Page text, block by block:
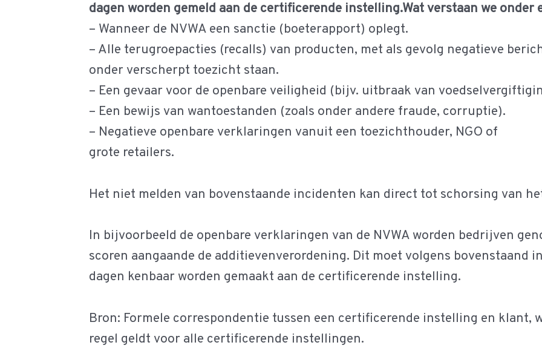
dagen worden gemeld aan de certificerende instelling.Wat verstaan we onder
– Wanneer de NVWA een sanctie (boeterapport) oplegt.
– Alle terugroepacties (recalls) van producten, met als gevolg negatieve
onder verscherpt toezicht staan.
– Een gevaar voor de openbare veiligheid (bijv. uitbraak van
– Een bewijs van wantoestanden (zoals onder andere fraude, corruptie).
– Negatieve openbare verklaringen vanuit een toezichthouder, NGO of
grote retailers.
Het niet melden van bovenstaande incidenten kan direct tot schorsing van
In bijvoorbeeld de openbare verklaringen van de NVWA worden bedrijven
scoren aangaande de additievenverordening. Dit moet volgens bovenstaand
dagen kenbaar worden gemaakt aan de certificerende instelling.
Bron: Formele correspondentie tussen een certificerende instelling en klant,
regel geldt voor alle certificerende instellingen.